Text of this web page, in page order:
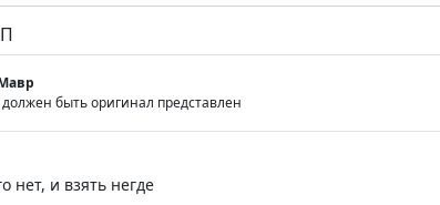
должен быть оригинал представлен
нет, и взять негде